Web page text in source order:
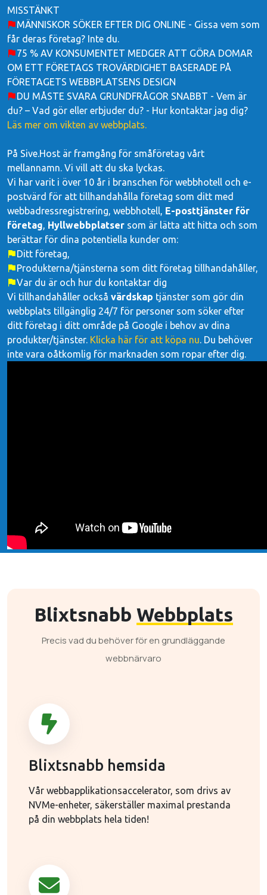
MISSTÄNKT
MÄNNISKOR SÖKER EFTER DIG ONLINE - Gissa vem som
får deras företag? Inte du.
75 % AV KONSUMENTET MEDGER ATT GÖRA DOMAR
OM ETT FÖRETAGS TROVÄRDIGHET BASERADE PÅ
FÖRETAGETS WEBBPLATSENS DESIGN
DU MÅSTE SVARA GRUNDFRÅGOR SNABBT - Vem är
du? – Vad gör eller erbjuder du? - Hur kontaktar jag dig?
Läs mer om vikten av webbplats.
På Sive.Host är framgång för småföretag vårt
mellannamn. Vi vill att du ska lyckas.
Vi har varit i över 10 år i branschen för webbhotell och e-
postvärd för att tillhandahålla företag som ditt med
webbadressregistrering, webbhotell, E-posttjänster för
företag, Hyllwebbplatser som är lätta att hitta och som
berättar för dina potentiella kunder om:
Ditt företag,
Produkterna/tjänsterna som ditt företag tillhandahåller,
Var du är och hur du kontaktar dig
Vi tillhandahåller också värdskap tjänster som gör din
webbplats tillgänglig 24/7 för personer som söker efter
ditt företag i ditt område på Google i behov av dina
produkter/tjänster. Klicka här för att köpa nu. Du behöver
inte vara oåtkomlig för marknaden som ropar efter dig.
Blixtsnabb Webbplats
Precis vad du behöver för en grundläggande
webbnärvaro
Blixtsnabb hemsida
Vår webbapplikationsaccelerator, som drivs av
NVMe-enheter, säkerställer maximal prestanda
på din webbplats hela tiden!